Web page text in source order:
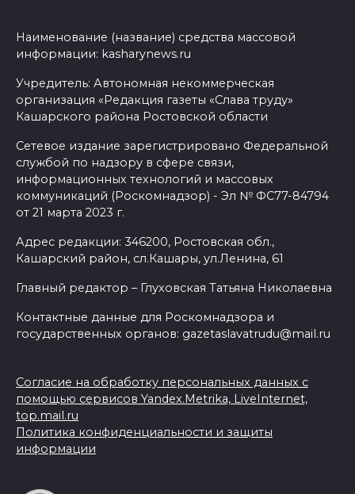
Наименование (название) средства массовой
информации: kasharynews.ru
Учредитель: Автономная некоммерческая
организация «Редакция газеты «Слава труду»
Кашарского района Ростовской области
Сетевое издание зарегистрировано Федеральной
службой по надзору в сфере связи,
информационных технологий и массовых
коммуникаций (Роскомнадзор) - Эл № ФС77-84794
от 21 марта 2023 г.
Адрес редакции: 346200, Ростовская обл.,
Кашарский район, сл.Кашары, ул.Ленина, 61
Главный редактор – Глуховская Татьяна Николаевна
Контактные данные для Роскомнадзора и
государственных органов: gazetaslavatrudu@mail.ru
Согласие на обработку персональных данных с
помощью сервисов Yandex.Metrika, LiveInternet,
top.mail.ru
Политика конфиденциальности и защиты
информации